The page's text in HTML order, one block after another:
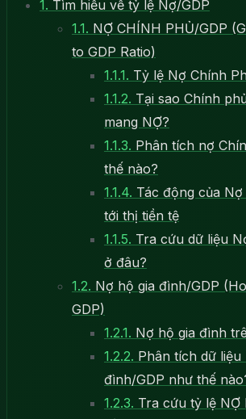
1. Tìm hiểu về tỷ lệ Nợ/GDP
1.1. NỢ CHÍNH PHỦ/GDP
to GDP Ratio)
1.1.1. Tỷ lệ Nợ Chính
1.1.2. Tại sao Chính
mang NỢ?
1.1.3. Phân tích nợ
thế nào?
1.1.4. Tác động của
tới thị tiền tệ
1.1.5. Tra cứu dữ liệu
ở đâu?
1.2. Nợ hộ gia đình/GDP
GDP)
1.2.1. Nợ hộ gia đình
1.2.2. Phân tích dữ liệu
đình/GDP như thế
1.2.3. Tra cứu tỷ lệ NỢ